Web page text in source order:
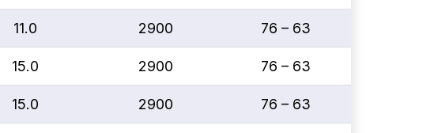
11.0 2900 76 – 63
15.0 2900 76 – 63
15.0 2900 76 – 63